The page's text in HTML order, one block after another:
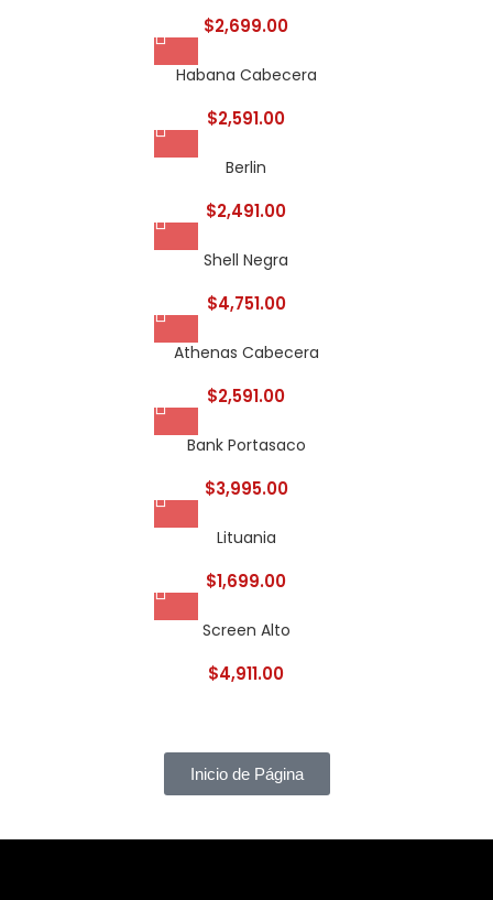
$2,699.00
Habana Cabecera
$2,591.00
Berlin
$2,491.00
Shell Negra
$4,751.00
Athenas Cabecera
$2,591.00
Bank Portasaco
$3,995.00
Lituania
$1,699.00
Screen Alto
$4,911.00
Inicio de Página